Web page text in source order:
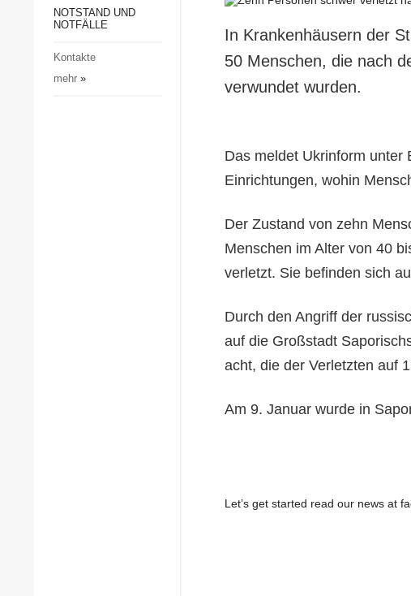
Gesellschaft und Kultur
Notstand und Notfälle
NOTSTAND UND
NOTFÄLLE
Kontakte
mehr»
In Krankenhäusern der
50 Menschen, die nach
verwundet wurden.
Das meldet Ukrinform unter
Einrichtungen, wohin
Der Zustand von zehn
Menschen im Alter von 40
verletzt. Sie befinden sich
Durch den Angriff der
auf die Großstadt
acht, die der Verletzten auf
Am 9. Januar wurde in
Let’s get started read our news at